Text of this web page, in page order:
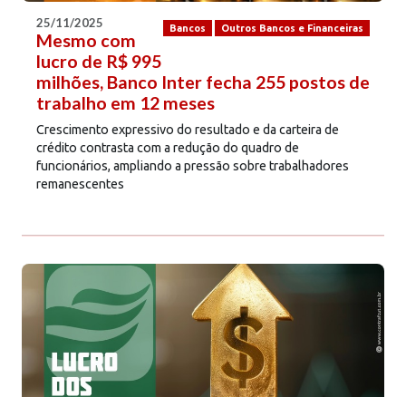
Bancos Outros Bancos e Financeiras
25/11/2025
Mesmo com
lucro de R$ 995
milhões, Banco Inter fecha 255 postos de
trabalho em 12 meses
Crescimento expressivo do resultado e da carteira de
crédito contrasta com a redução do quadro de
funcionários, ampliando a pressão sobre trabalhadores
remanescentes